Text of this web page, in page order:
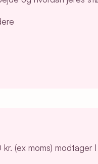
(ex moms) modtager